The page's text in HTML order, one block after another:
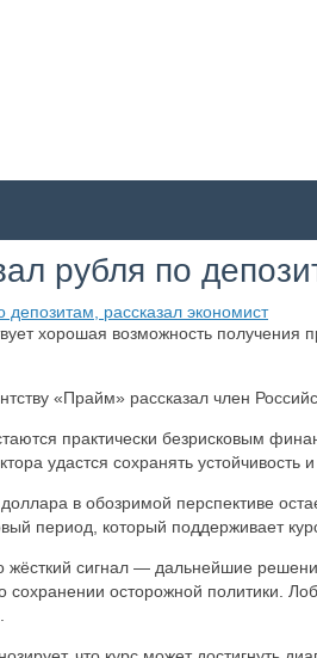
рубля по
хорошая возможность
«Прайм» рассказал член
практически безрисковым
удастся сохранять
в обозримой перспективе
период, который поддерживает
сигнал — дальнейшие
сохранении осторожной политики.